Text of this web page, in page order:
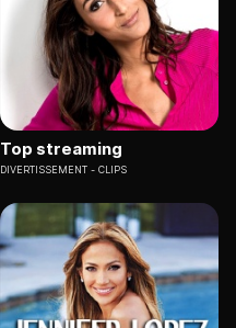
Top streaming
DIVERTISSEMENT CLIPS